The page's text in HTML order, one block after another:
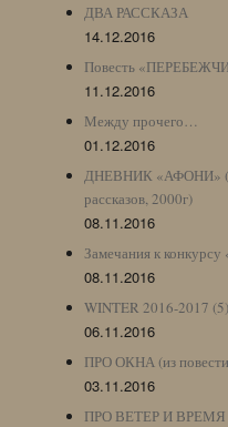
ДВА РАССКАЗА
14.12.2016
Повесть
11.12.2016
Между прочего…
01.12.2016
ДНЕВНИК «АФОНИ»
рассказов, 2000г)
08.11.2016
Замечания к
08.11.2016
WINTER 2016-2017 (5)
06.11.2016
ПРО ОКНА (из
03.11.2016
ПРО ВЕТЕР И ВРЕМЯ